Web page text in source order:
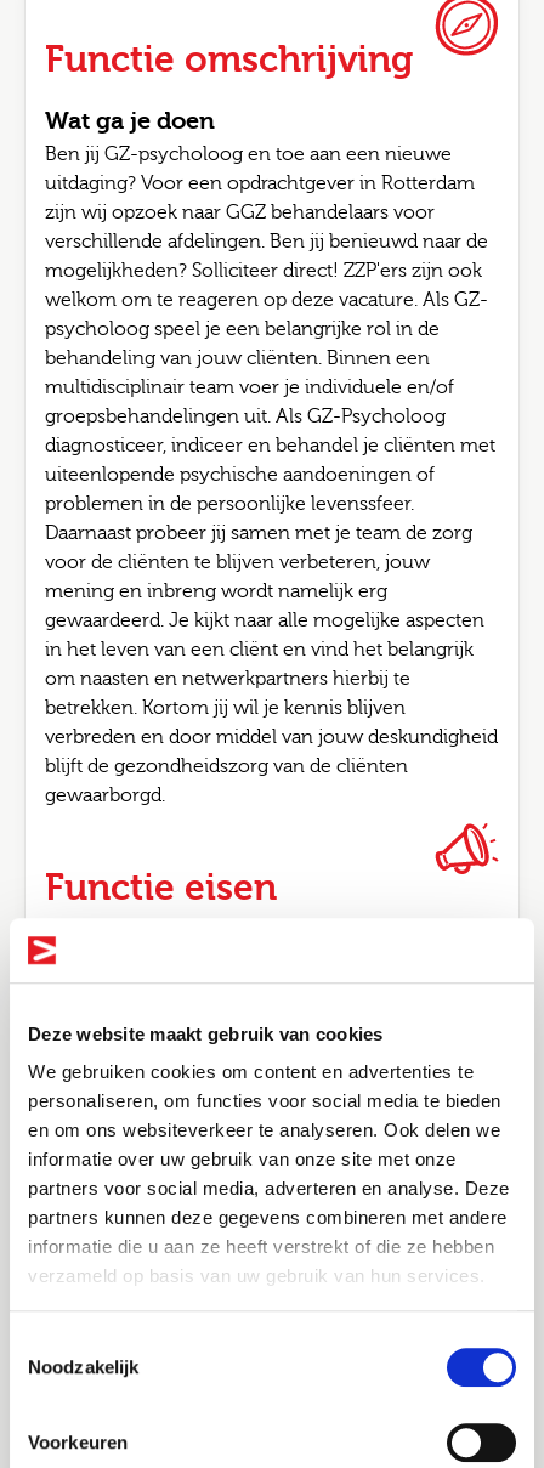
Deze website maakt gebruik van cookies
We gebruiken cookies om content en advertenties te
personaliseren, om functies voor social media te bieden
en om ons websiteverkeer te analyseren. Ook delen we
informatie over uw gebruik van onze site met onze
partners voor social media, adverteren en analyse. Deze
partners kunnen deze gegevens combineren met andere
informatie die u aan ze heeft verstrekt of die ze hebben
verzameld op basis van uw gebruik van hun services.
Noodzakelijk
Voorkeuren
Functie omschrijving
Wat ga je doen
Ben jij GZ-psycholoog en toe aan een nieuwe
uitdaging? Voor een opdrachtgever in Rotterdam
zijn wij opzoek naar GGZ behandelaars voor
verschillende afdelingen. Ben jij benieuwd naar de
mogelijkheden? Solliciteer direct! ZZP'ers zijn ook
welkom om te reageren op deze vacature. Als GZ-
psycholoog speel je een belangrijke rol in de
behandeling van jouw cliënten. Binnen een
multidisciplinair team voer je individuele en/of
groepsbehandelingen uit. Als GZ-Psycholoog
diagnosticeer, indiceer en behandel je cliënten met
uiteenlopende psychische aandoeningen of
problemen in de persoonlijke levenssfeer.
Daarnaast probeer jij samen met je team de zorg
voor de cliënten te blijven verbeteren, jouw
mening en inbreng wordt namelijk erg
gewaardeerd. Je kijkt naar alle mogelijke aspecten
in het leven van een cliënt en vind het belangrijk
om naasten en netwerkpartners hierbij te
betrekken. Kortom jij wil je kennis blijven
verbreden en door middel van jouw deskundigheid
blijft de gezondheidszorg van de cliënten
gewaarborgd.
Functie eisen
Must-haves
* Je beschikt over een afgeronde opleiding GZ-
psycholoog * Je bent analytisch ingesteld en bent
een aanpakker
Over
Joinuz
Je werkt om te leven. Niet andersom. Daarom
verbinden wij professionals binnen de overheid,
persoonlijk. Bij Joinuz kies jij wat bij je past.
liever aan de slag als zzp’er? Jij bepaalt de richting.
Altijd als 1e op de hoogte van de
nieuwste vacatures als je een job
alert aanmaakt!
Postcode
Bel me terug